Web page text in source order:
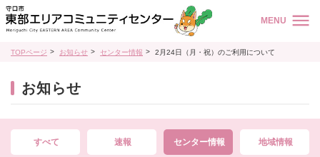
MENU
TOPページ お知らせ センター情報 2月24日（月・祝）のご利用について
お知らせ
すべて 速報 センター情報 地域情報